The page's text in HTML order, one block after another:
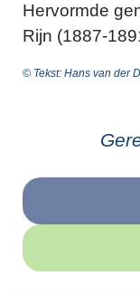
Hervormde
Rijn (1887-
© Tekst: Hans van der